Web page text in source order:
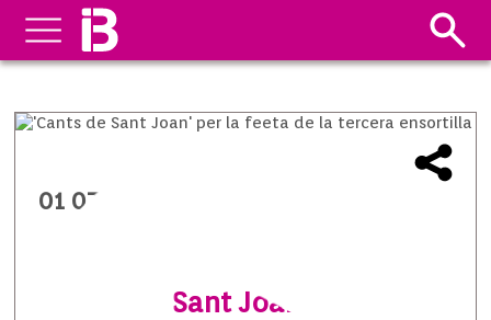
01 07 2019
‘Cants de Sant Joan’ per la